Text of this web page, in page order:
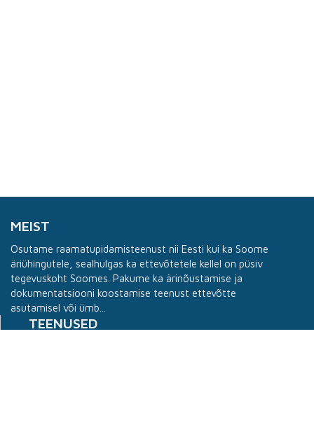
MEIST
Osutame raamatupidamisteenust nii Eesti kui ka Soome
äriühingutele, sealhulgas ka ettevõtetele kellel on püsiv
tegevuskoht Soomes. Pakume ka ärinõustamise ja
dokumentatsiooni koostamise teenust ettevõtte
asutamisel või ümb...
TEENUSED